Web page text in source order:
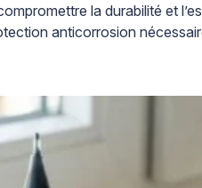
la durabilité et
anticorrosion